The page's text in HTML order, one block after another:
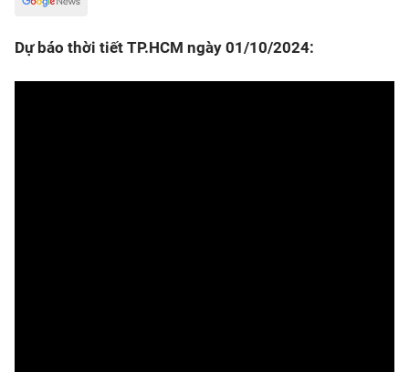
Dự báo thời tiết TP.HCM ngày 01/10/2024: